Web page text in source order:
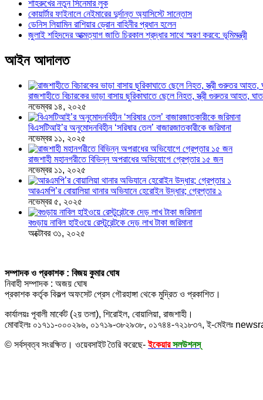
শাহরুখের নতুন সিনেমার লুক
কোয়ার্টার ফাইনালে নেইমারের দুর্দান্ত অ্যাসিস্টে সান্তোস
ডেনিস লিয়ামিন রাশিয়ার ড্রোন বাহিনীর প্রধান হলেন
জুলাই শহিদদের আত্মত্যাগ জাতি চিরকাল শ্রদ্ধার সাথে স্মরণ করবে: ভূমিমন্ত্রী
আইন আদালত
রাজশাহীতে বিচারকের ভাড়া বাসায় ছুরিকাঘাতে ছেলে নিহত, স্ত্রী গুরুতর আহত,
নভেম্বর ১৪, ২০২৫
বিএসটিআই’র অনুমোদনবিহীন ‘সরিষার তেল’ বাজারজাতকারীকে জরিমানা
নভেম্বর ১১, ২০২৫
রাজশাহী মহানগরীতে বিভিন্ন অপরাধের অভিযোগে গ্রেপ্তার ১৫ জন
নভেম্বর ১১, ২০২৫
আরএমপি’র বোয়ালিয়া থানার অভিযানে হেরোইন উদ্ধার; গ্রেপ্তার ১
নভেম্বর ৫, ২০২৫
বগুড়ায় নাবিল হাইওয়ে রেস্টুরেন্টকে দেড় লাখ টাকা জরিমানা
অক্টোবর ৩১, ২০২৫
সম্পাদক ও প্রকাশক : বিজয় কুমার ঘোষ
নিবাহী সম্পাদক : অজয় ঘোষ
প্রকাশক কর্তৃক বিকল্প অফসেট প্রেস গৌরহাঙ্গা থেকে মুদ্রিত ও প্রকাশিত।
কার্যালয়ঃ পূবালী মার্কেট (২য় তলা), শিরোইল, বোয়ালিয়া, রাজশাহী।
মোবাইলঃ ০১৭১১-০০০২৯৬, ০১৭১৯-৩৮২৯৩৮, ০১৭৪৪-৭২১৮৩৭, ই-মেইলঃ
© সর্বস্বত্ব সংরক্ষিত। ওয়েবসাইট তৈরি করেছে-ইকেয়ার সলউশনস্